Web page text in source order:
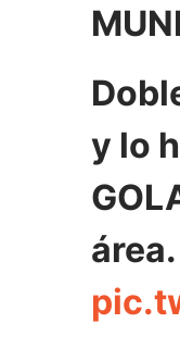
y lo
área.